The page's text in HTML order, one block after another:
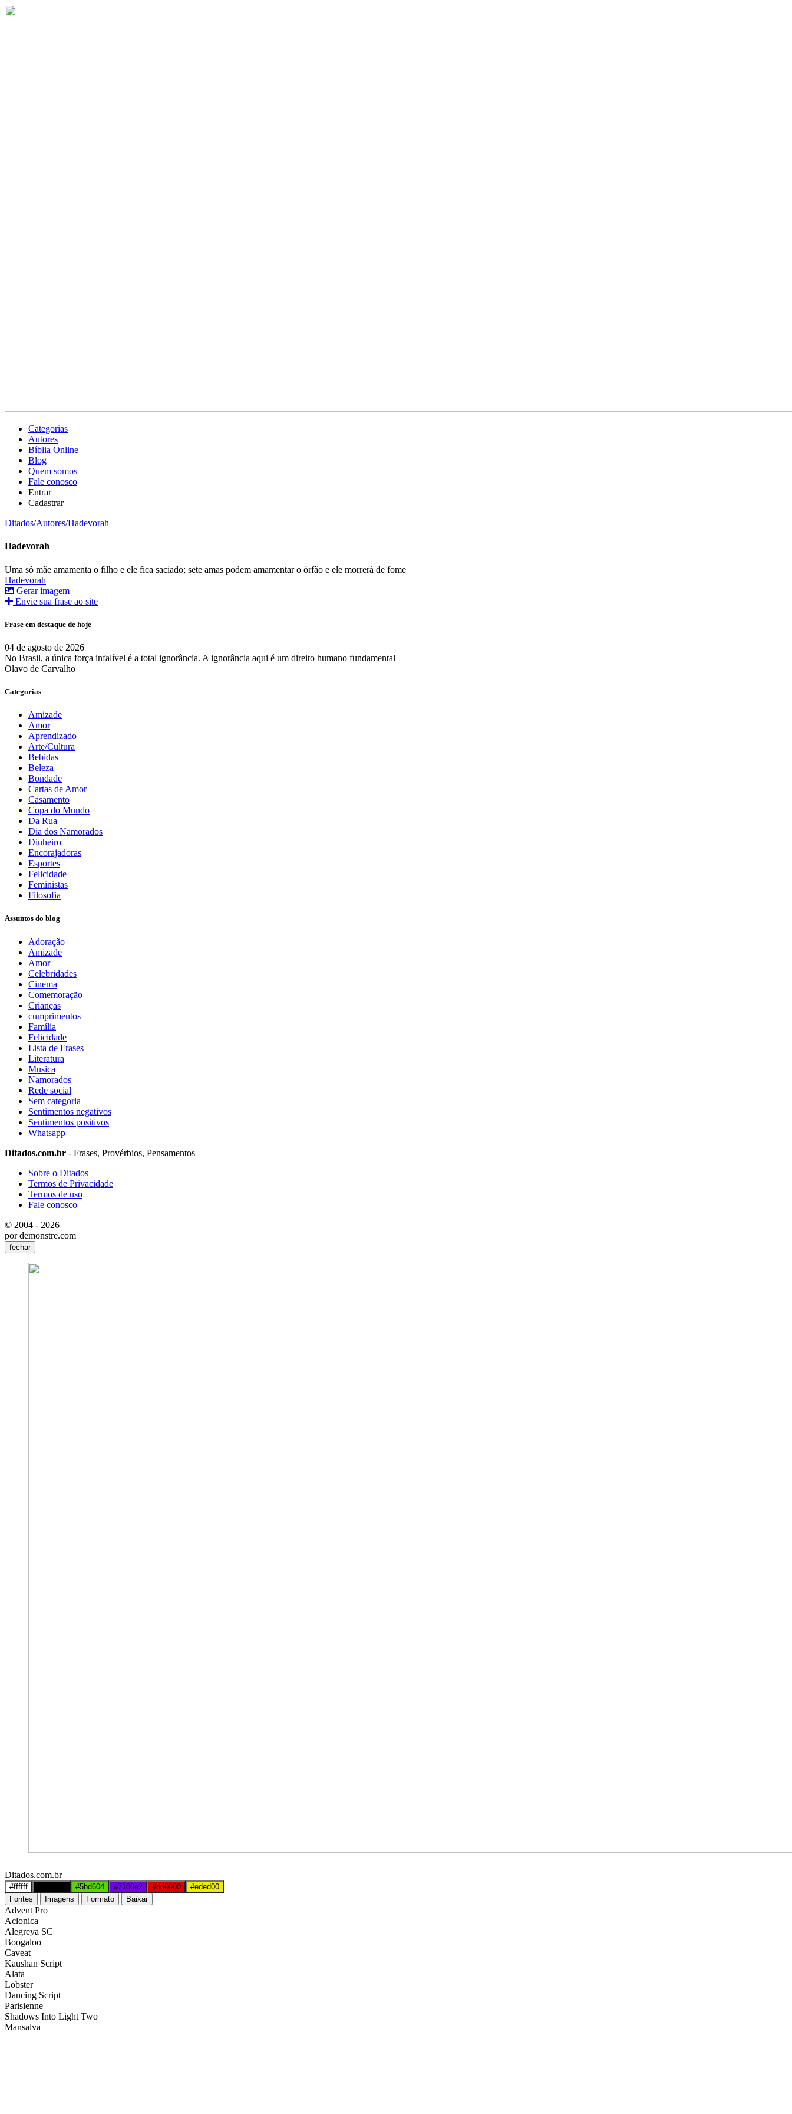
Categorias
Autores
Bíblia Online
Blog
Quem somos
Fale conosco
Entrar
Cadastrar
Ditados/Autores/Hadevorah
Hadevorah
Uma só mãe amamenta o filho e ele fica saciado; sete amas podem amamentar o órfão e ele morrerá de fome
Hadevorah
Gerar imagem
Envie sua frase ao site
Frase em destaque de hoje
04 de agosto de 2026
No Brasil, a única força infalível é a total ignorância. A ignorância aqui é um direito humano fundamental
Olavo de Carvalho
Categorias
Amizade
Amor
Aprendizado
Arte/Cultura
Bebidas
Beleza
Bondade
Cartas de Amor
Casamento
Copa do Mundo
Da Rua
Dia dos Namorados
Dinheiro
Encorajadoras
Esportes
Felicidade
Feministas
Filosofia
Assuntos do blog
Adoração
Amizade
Amor
Celebridades
Cinema
Comemoração
Crianças
cumprimentos
Família
Felicidade
Lista de Frases
Literatura
Musica
Namorados
Rede social
Sem categoria
Sentimentos negativos
Sentimentos positivos
Whatsapp
Ditados.com.br - Frases, Provérbios, Pensamentos
Sobre o Ditados
Termos de Privacidade
Termos de uso
Fale conosco
© 2004 - 2026
por demonstre.com
fechar
Ditados.com.br
#ffffff #5bd604 #7100e2 #dd0000
#eded00
Fontes
Imagens Formato Baixar
Advent Pro
Aclonica
Alegreya SC
Boogaloo
Caveat
Kaushan Script
Alata
Lobster
Dancing Script
Parisienne
Shadows Into Light Two
Mansalva